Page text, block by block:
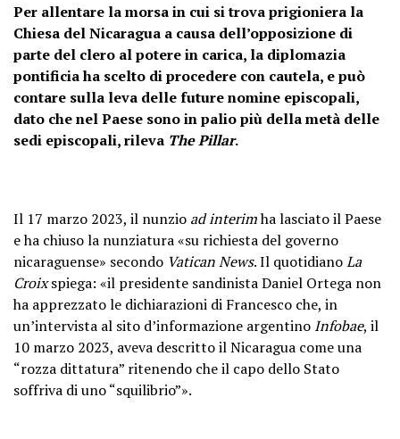
Per allentare la morsa in cui si trova prigioniera la
Chiesa del Nicaragua a causa dell’opposizione di
parte del clero al potere in carica, la diplomazia
pontificia ha scelto di procedere con cautela, e può
contare sulla leva delle future nomine episcopali,
dato che nel Paese sono in palio più della metà delle
sedi episcopali, rileva The Pillar.
Il 17 marzo 2023, il nunzio ad interimha lasciato il Paese
e ha chiuso la nunziatura «su richiesta del governo
nicaraguense» secondo Vatican News. Il quotidianoLa
Croixspiega: «il presidente sandinista Daniel Ortega non
ha apprezzato le dichiarazioni di Francesco che, in
un’intervista al sito d’informazione argentino Infobae, il
10 marzo 2023, aveva descritto il Nicaragua come una
“rozza dittatura” ritenendo che il capo dello Stato
soffriva di uno “squilibrio”».